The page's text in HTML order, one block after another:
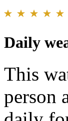
Daily
This
person